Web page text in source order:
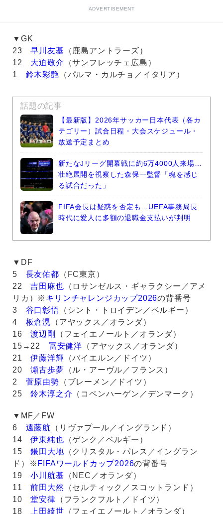
ADVERTISEMENT
▼GK
23早川友基 （鹿島アントラーズ）
12 大迫敬介 （サンフレッチェ広島）
1 鈴木彩艶 （パルマ・カルチョ／イタリア）
話題の記事
【最新版】2026年サッカー日本代表（各カ
テゴリー）試合日程・大会スケジュール・
放送予定まとめ
新たなJリーグ開幕戦に約6万4000人来場…
壮絶展開を視察した森保一監督「魂を感じ
る試合だった」
FIFA会長は疑惑を否定も…UEFA事務局長
時代に愛人に多額の退職金支払いが判明
▼DF
5 長友佑都 （FC東京）
22吉田麻也 （ロサンゼルス・ギャラクシー／アメ
リカ）※ キリンチャレンジカップ2026の背番号
3 谷口彰悟 （シント・トロイデン／ベルギー）
4 板倉滉 （アヤックス／オランダ）
16渡辺剛
（フェイエノールト／オランダ）
15→22 冨安健洋 （アヤックス／オランダ）
21伊藤洋輝 （バイエルン／ドイツ）
20瀬古歩夢 （ル・アーヴル／フランス）
2 菅原由勢 （ブレーメン／ドイツ）
25鈴木淳之介 （コペンハーゲン／デンマーク）
▼MF／FW
6 遠藤航 （リヴァプール／イングランド）
14伊東純也 （ゲンク／ベルギー）
15鎌田大地 （クリスタル・パレス／イングラン
ド）※ FIFAワールドカップ2026の背番号
19小川航基 （NEC／オランダ）
11前田大然 （セルティック／スコットランド）
10堂安律 （フランクフルト／ドイツ）
18上田綺世 （フェイエノールト／オランダ）